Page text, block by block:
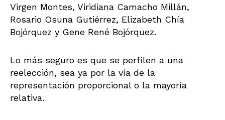
Virgen Montes, Viridiana Camacho Millán,
Rosario Osuna Gutiérrez, Elizabeth Chía
Bojórquez y Gene René Bojórquez.
Lo más seguro es que se perfilen a una
reelección, sea ya por la vía de la
representación proporcional o la mayoría
relativa.